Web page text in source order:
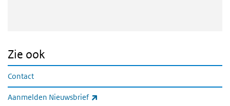
Zie ook
Contact
Aanmelden Nieuwsbrief